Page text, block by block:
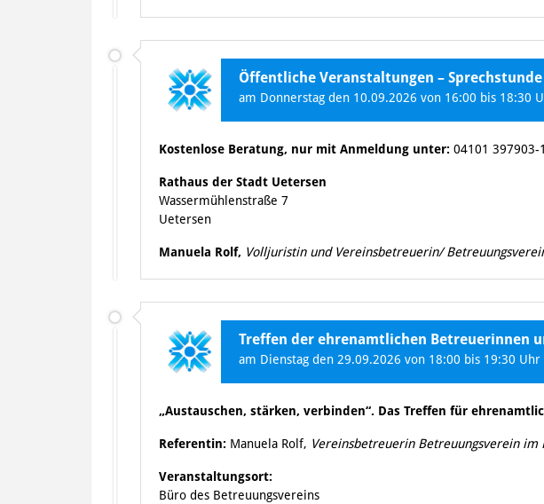
Öffentliche Veranstaltungen –
am Donnerstag den 10.09.2026 von 16:00 bis 18:30
Kostenlose Beratung, nur mit Anmeldung unter: 04101 397903-1
Rathaus der Stadt Uetersen
Wassermühlenstraße 7
Uetersen
Manuela Rolf, Volljuristin und Vereinsbetreuerin/
Treffen der ehrenamtlichen Betreuerinnen
am Dienstag den 29.09.2026 von 18:00 bis 19:30 Uhr
„Austauschen, stärken, verbinden“. Das Treffen für
Referentin: Manuela Rolf, Vereinsbetreuerin Betreuungsverein im
Veranstaltungsort:
Büro des Betreuungsvereins